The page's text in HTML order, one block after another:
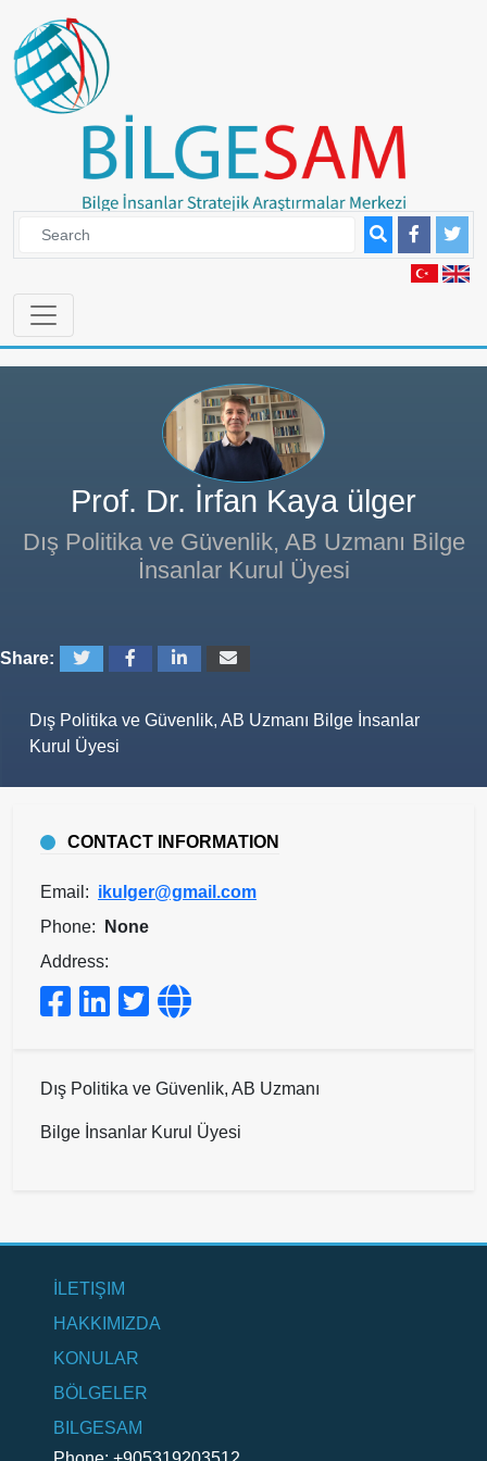
Prof. Dr. İrfan Kaya ülger
Dış Politika ve Güvenlik, AB Uzmanı Bilge
İnsanlar Kurul Üyesi
Share:
Dış Politika ve Güvenlik, AB Uzmanı Bilge İnsanlar
Kurul Üyesi
CONTACT INFORMATION
Email: ikulger@gmail.com
Phone:
None
Address:
Dış Politika ve Güvenlik, AB Uzmanı
Bilge İnsanlar Kurul Üyesi
İLETIŞIM
HAKKIMIZDA
KONULAR
BÖLGELER
BILGESAM